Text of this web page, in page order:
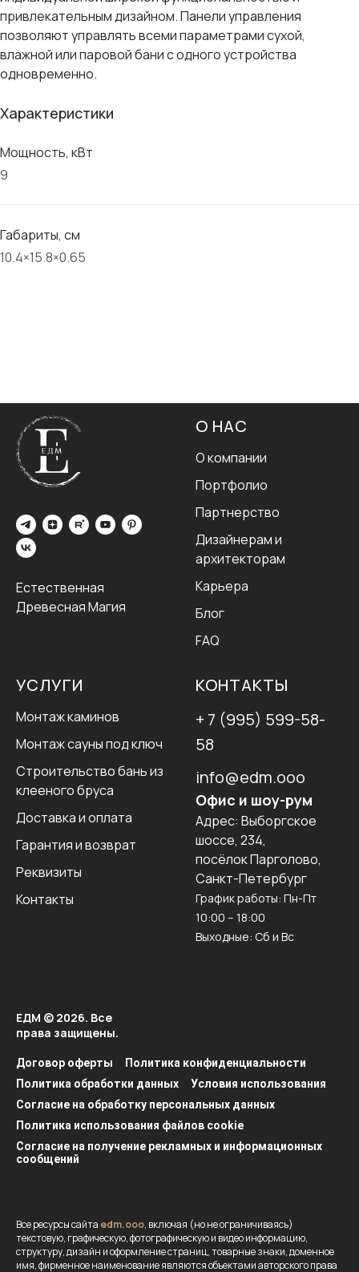
привлекательным дизайном. Панели управления
позволяют управлять всеми параметрами сухой,
влажной или паровой бани с одного устройства
одновременно.
Характеристики
Мощность, кВт
9
Габариты, см
10.4×15.8×0.65
Естественная
Древесная Магия
О НАС
О компании
Портфолио
Партнерство
Дизайнерам и
архитекторам
Карьера
Блог
FAQ
УСЛУГИ
Монтаж каминов
Монтаж сауны под ключ
Строительство бань из
клееного бруса
Доставка и оплата
Гарантия и возврат
Реквизиты
Контакты
КОНТАКТЫ
+ 7 (995) 599-58-
58
info@edm.ooo
Офис и шоу-рум
Адрес: Выборгское
шоссе, 234,
посёлок Парголово,
Санкт-Петербург
График работы: Пн-Пт
10:00 – 18:00
Выходные: Сб и Вс
ЕДМ © 2026. Все
права защищены.
Договор оферты
Политика конфиденциальности
Политика обработки данных
Условия использования
Согласие на обработку персональных данных
Политика использования файлов cookie
Согласие на получение рекламных и информационных
сообщений
Все ресурсы сайта edm.ooo, включая (но не ограничиваясь)
текстовую, графическую, фотографическую и видео информацию,
структуру, дизайн и оформление страниц, товарные знаки, доменное
имя, фирменное наименование являются объектами авторского права